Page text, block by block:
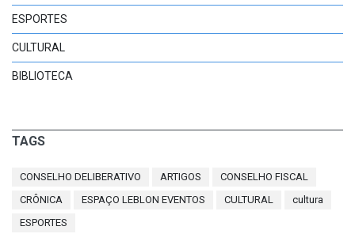
ESPORTES
CULTURAL
BIBLIOTECA
TAGS
CONSELHO DELIBERATIVO ARTIGOS
CONSELHO FISCAL
CRÔNICA
ESPAÇO LEBLON EVENTOS CULTURAL
cultura
ESPORTES